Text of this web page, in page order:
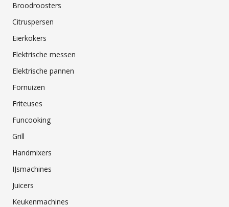
Broodroosters
Citruspersen
Eierkokers
Elektrische messen
Elektrische pannen
Fornuizen
Friteuses
Funcooking
Grill
Handmixers
IJsmachines
Juicers
Keukenmachines